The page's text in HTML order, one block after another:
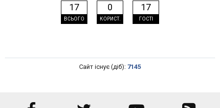
17
ВСЬОГО
0
КОРИСТ.
17
ГОСТІ
Сайт існує (діб): 7145